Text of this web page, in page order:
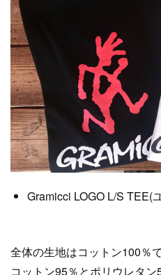
Gramicci LOGO L/S TEE(
全体の生地はコットン100％
コットン95％とポリウレタン